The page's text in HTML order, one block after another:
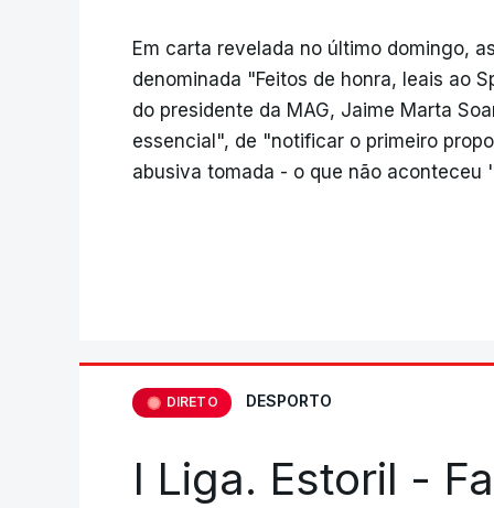
Em carta revelada no último domingo,
denominada "Feitos de honra, leais ao
do presidente da MAG, Jaime Marta
essencial", de "notificar o primeiro
abusiva tomada - o que não aconteceu
DIRETO DESPORTO
I Liga. Estoril -